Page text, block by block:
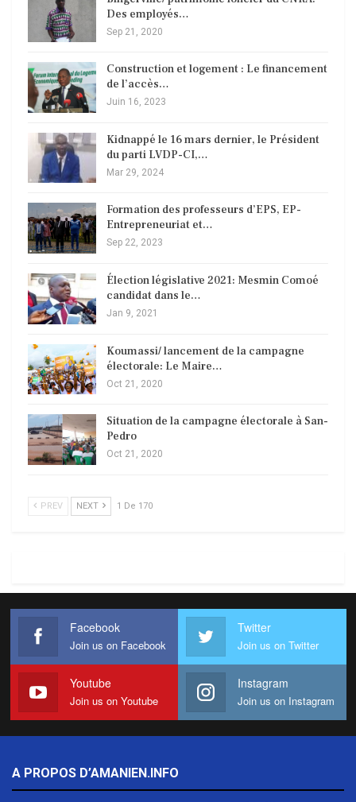
Des employés…
Sep 21, 2020
Construction et logement : Le financement
de l’accès…
Juin 16, 2023
Kidnappé le 16 mars dernier, le Président
du parti LVDP-CI,…
Mar 29, 2024
Formation des professeurs d’EPS, EP-
Entrepreneuriat et…
Sep 22, 2023
Élection législative 2021: Mesmin Comoé
candidat dans le…
Jan 9, 2021
Koumassi/ lancement de la campagne
électorale: Le Maire…
Oct 21, 2020
Situation de la campagne électorale à San-
Pedro
Oct 21, 2020
PREV NEXT 1 De 170
Facebook
Join us on Facebook
Twitter
Join us on Twitter
Youtube
Join us on Youtube
Instagram
Join us on Instagram
A PROPOS D’AMANIEN.INFO